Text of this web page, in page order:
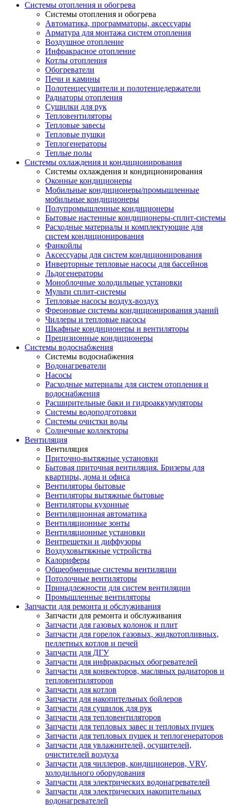
Системы отопления и обогрева
Системы отопления и обогрева
Автоматика, программаторы, аксессуары
Арматура для монтажа систем отопления
Воздушное отопление
Инфракрасное отопление
Котлы отопления
Обогреватели
Печи и камины
Полотенцесушители и полотенцедержатели
Радиаторы отопления
Сушилки для рук
Тепловентиляторы
Тепловые завесы
Тепловые пушки
Теплогенераторы
Теплые полы
Системы охлаждения и кондиционирования
Системы охлаждения и кондиционирования
Оконные кондиционеры
Мобильные кондиционеры/промышленные
мобильные кондиционеры
Полупромышленные кондиционеры
Бытовые настенные кондиционеры-сплит-системы
Расходные материалы и комплектующие для
систем кондиционирования
Фанкойлы
Аксессуары для систем кондиционирования
Инверторные тепловые насосы для бассейнов
Льдогенераторы
Моноблочные холодильные установки
Мульти сплит-системы
Тепловые насосы воздух-воздух
Фреоновые системы кондиционирования зданий
Чиллеры и тепловые насосы
Шкафные кондиционеры и вентиляторы
Прецизионные кондиционеры
Системы водоснабжения
Системы водоснабжения
Водонагреватели
Насосы
Расходные материалы для систем отопления и
водоснабжения
Расширительные баки и гидроаккумуляторы
Системы водоподготовки
Системы очистки воды
Солнечные коллекторы
Вентиляция
Вентиляция
Приточно-вытяжные установки
Бытовая приточная вентиляция. Бризеры для
квартиры, дома и офиса
Вентиляторы бытовые
Вентиляторы вытяжные бытовые
Вентиляторы кухонные
Вентиляционная автоматика
Вентиляционные зонты
Вентиляционные установки
Вентрешетки и диффузоры
Воздуховытяжные устройства
Калориферы
Общеобменные системы вентиляции
Потолочные вентиляторы
Принадлежности для систем вентиляции
Промышленные вентиляторы
Запчасти для ремонта и обслуживания
Запчасти для ремонта и обслуживания
Запчасти для газовых колонок и плит
Запчасти для горелок газовых, жидкотопливных,
пеллетных котлов и печей
Запчасти для ДГУ
Запчасти для инфракрасных обогревателей
Запчасти для конвекторов, масляных радиаторов и
тепловентиляторов
Запчасти для котлов
Запчасти для накопительных бойлеров
Запчасти для сушилок для рук
Запчасти для тепловентиляторов
Запчасти для тепловых завес и тепловых пушек
Запчасти для тепловых пушек и теплогенераторов
Запчасти для увлажнителей, осушителей,
очистителей воздуха
Запчасти для чиллеров, кондиционеров, VRV,
холодильного оборудования
Запчасти для электрических водонагревателей
Запчасти для электрических накопительных
водонагревателей